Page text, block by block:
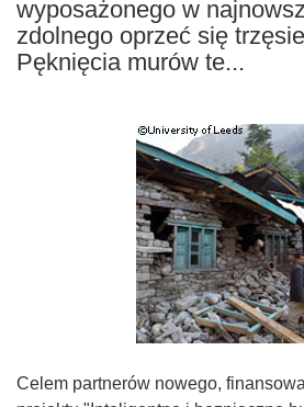
wyposażonego w
zdolnego oprzeć się
Pęknięcia murów te...
Celem partnerów nowego,